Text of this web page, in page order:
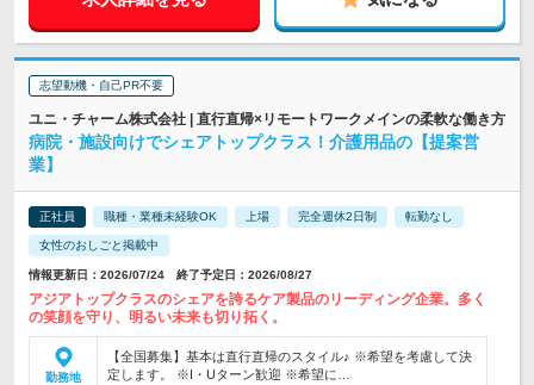
志望動機・自己PR不要
ユニ・チャーム株式会社 | 直行直帰×リモートワークメインの柔軟な働き方
病院・施設向けでシェアトップクラス！介護用品の【提案営
業】
正社員 職種・業種未経験OK 上場 完全週休2日制 転勤なし
女性のおしごと掲載中
情報更新日：2026/07/24 終了予定日：2026/08/27
アジアトップクラスのシェアを誇るケア製品のリーディング企業。多く
の笑顔を守り、明るい未来も切り拓く。
勤務地
【全国募集】基本は直行直帰のスタイル♪ ※希望を考慮して決
定します。 ※I・Uターン歓迎 ※希望に…